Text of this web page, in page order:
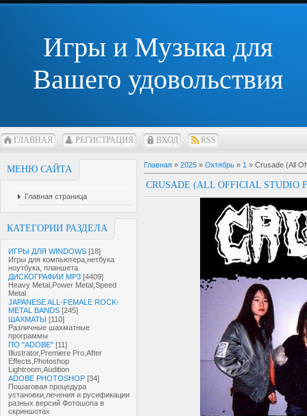
Игры и Музыка для
Вашего удовольствия
ГЛАВНАЯ РЕГИСТРАЦИЯ ВХОД RSS
МЕНЮ САЙТА
Главная страница
КАТЕГОРИИ РАЗДЕЛА
ИГРЫ ДЛЯ WINDOWS [18]
Игры для компьютера,нетбука
ноутбука, планшета
ДИСКОГРАФИИ MP3 [4409]
Heavy Metal,Power Metal,Speed
Metal
JAPANESE ALL-FEMALE ROCK-
METAL BANDS [245]
ШАХМАТЫ [110]
Различные шахматные
программы
ПО "ADOBE" [11]
Illustrator,Premiere Pro,After
Effects,Photoshop
Lightroom,Audition
ADOBE PHOTOSHOP [34]
Пошаговая процедура
установки,лечения и русификации
разных версий Фотошопа в
скриншотах
Главная » 2025 » Октябрь » 1 » Crusade (All
CRUSADE (ALL OFFICIAL STUDIO